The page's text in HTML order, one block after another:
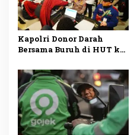
Kapolri Donor Darah
Bersama Buruh di HUT ke-